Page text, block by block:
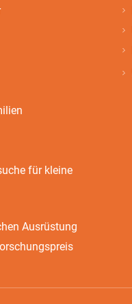
für kleine
Ausrüstung